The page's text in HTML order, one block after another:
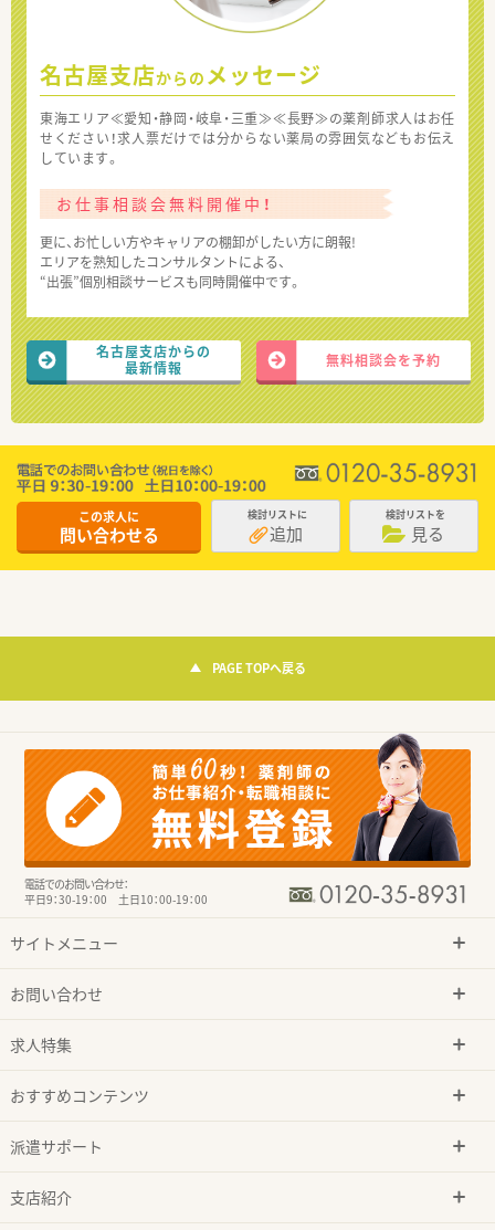
名古屋支店からの メッセージ
東海エリア≪愛知・静岡・岐阜・三重≫≪長野≫の薬剤師求人はお任
せください！求人票だけでは分からない薬局の雰囲気などもお伝え
しています。
お仕事相談会無料開催中！
更に、お忙しい方やキャリアの棚卸がしたい方に朗報!
エリアを熟知したコンサルタントによる、
“出張”個別相談サービスも同時開催中です。
名古屋支店からの
最新情報
無料相談会を予約
この求人に
問い合わせる
検討リストに
追加
検討リストを
見る
PAGE TOPへ戻る
電話でのお問い合わせ：
平日9：30-19：00 土日10：00-19：00
サイトメニュー
お問い合わせ
求人特集
おすすめコンテンツ
派遣サポート
支店紹介